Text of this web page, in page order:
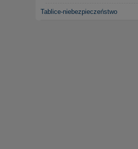
Tablice-niebezpieczeństwo